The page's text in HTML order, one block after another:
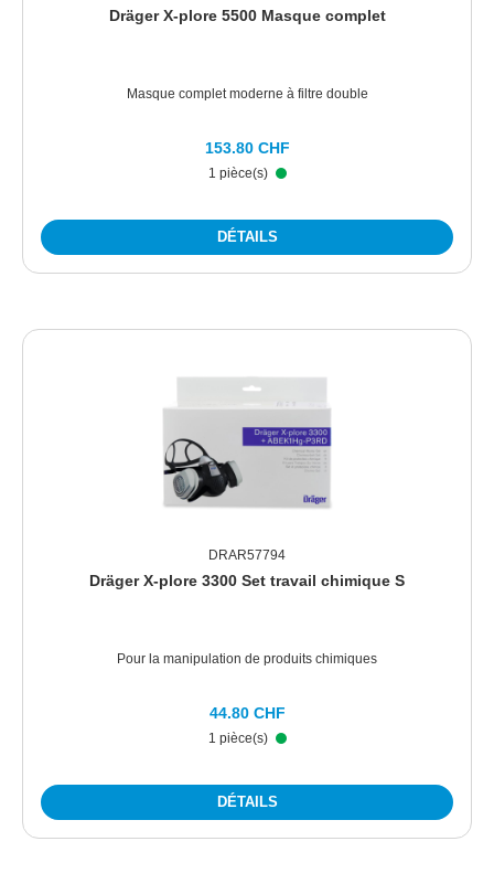
Dräger X-plore 5500 Masque complet
Masque complet moderne à filtre double
1 pièce(s)
153.80 CHF
DÉTAILS
DRAR57794
Dräger X-plore 3300 Set travail chimique S
Pour la manipulation de produits chimiques
1 pièce(s)
44.80 CHF
DÉTAILS